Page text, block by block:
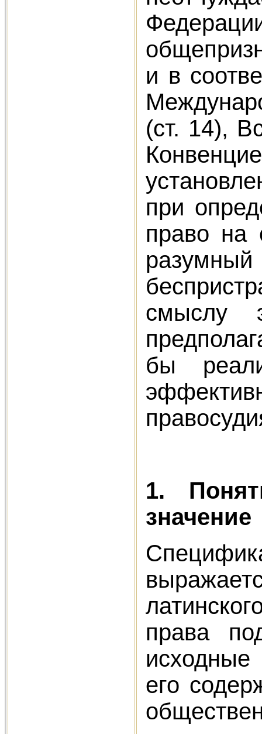
и в
(ст. 14),
при
право на
смыслу
бы
1.
значение
права
исходные
его